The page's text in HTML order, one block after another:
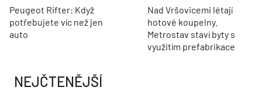
Peugeot Rifter: Když
potřebujete víc než jen
auto
Nad Vršovicemi létají
hotové koupelny.
Metrostav staví byty s
využitím prefabrikace
NEJČTENĚJŠÍ